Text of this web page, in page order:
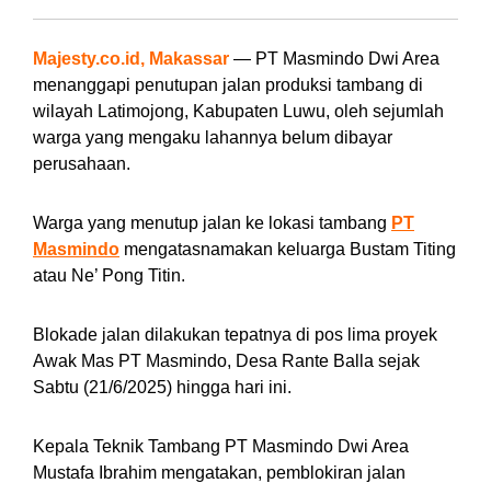
Majesty.co.id, Makassar — PT Masmindo Dwi Area
menanggapi penutupan jalan produksi tambang di
wilayah Latimojong, Kabupaten Luwu, oleh sejumlah
warga yang mengaku lahannya belum dibayar
perusahaan.
Warga yang menutup jalan ke lokasi tambang PT
Masmindo mengatasnamakan keluarga Bustam Titing
atau Ne’ Pong Titin.
Blokade jalan dilakukan tepatnya di pos lima proyek
Awak Mas PT Masmindo, Desa Rante Balla sejak
Sabtu (21/6/2025) hingga hari ini.
Kepala Teknik Tambang PT Masmindo Dwi Area
Mustafa Ibrahim mengatakan, pemblokiran jalan